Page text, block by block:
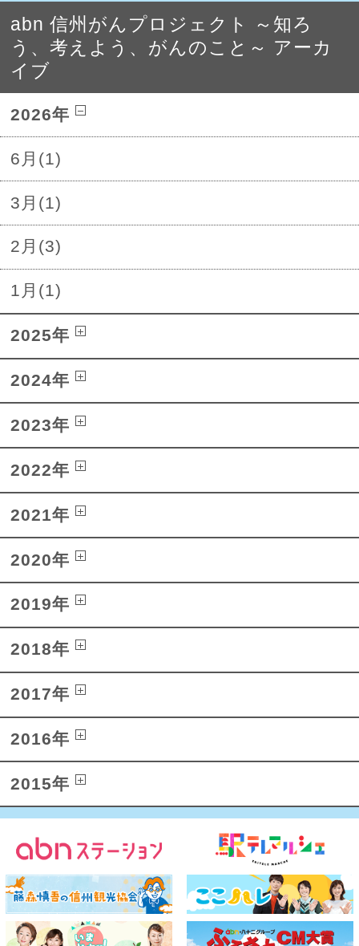
abn 信州がんプロジェクト ～知ろ
う、考えよう、がんのこと～ アーカ
イブ
2026年
6月(1)
3月(1)
2月(3)
1月(1)
2025年
2024年
2023年
2022年
2021年
2020年
2019年
2018年
2017年
2016年
2015年